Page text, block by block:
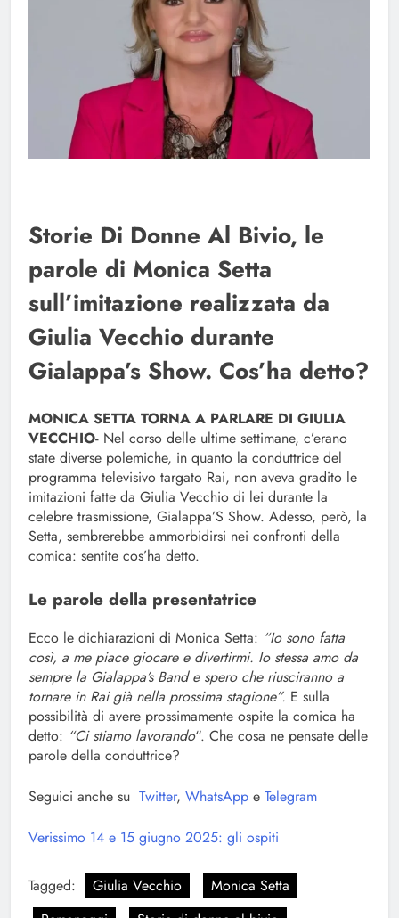
Storie Di Donne Al Bivio, le
parole di Monica Setta
sull’imitazione realizzata da
Giulia Vecchio durante
Gialappa’s Show. Cos’ha detto?
MONICA SETTA TORNA A PARLARE DI GIULIA
VECCHIO- Nel corso delle ultime settimane, c’erano
state diverse polemiche, in quanto la conduttrice del
programma televisivo targato Rai, non aveva gradito le
imitazioni fatte da Giulia Vecchio di lei durante la
celebre trasmissione, Gialappa’S Show. Adesso, però, la
Setta, sembrerebbe ammorbidirsi nei confronti della
comica: sentite cos’ha detto.
Le parole della presentatrice
Ecco le dichiarazioni di Monica Setta: “Io sono fatta
così, a me piace giocare e divertirmi. Io stessa amo da
sempre la Gialappa’s Band e spero che riusciranno a
tornare in Rai già nella prossima stagione”. E sulla
possibilità di avere prossimamente ospite la comica ha
detto: “Ci stiamo lavorando“. Che cosa ne pensate delle
parole della conduttrice?
Seguici anche su Twitter, WhatsApp e Telegram
Verissimo 14 e 15 giugno 2025: gli ospiti
Tagged: Giulia Vecchio
Monica Setta